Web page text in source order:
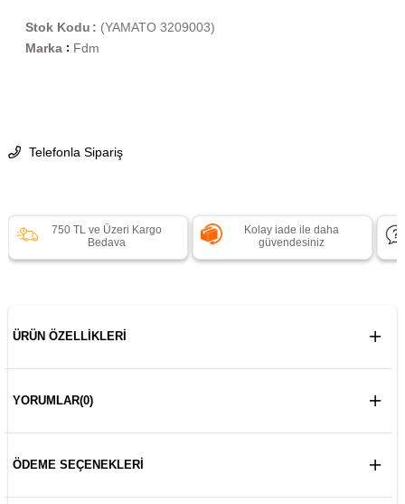
(YAMATO 3209003)
Stok Kodu
Marka : Fdm
Telefonla Sipariş
750 TL ve Üzeri Kargo
Bedava
Kolay iade ile daha
güvendesiniz
ÜRÜN ÖZELLIKLERI
YORUMLAR(0)
ÖDEME SEÇENEKLERI